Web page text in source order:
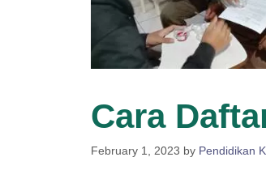
Cara
February 1, 2023 by Pendidikan